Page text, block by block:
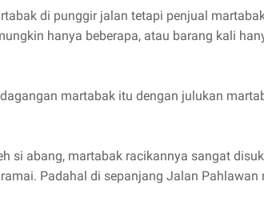
di punggir jalan tetapi penjual
hanya beberapa, atau barang kali
martabak itu dengan julukan
si abang, martabak racikannya sangat
Padahal di sepanjang Jalan Pahlawan